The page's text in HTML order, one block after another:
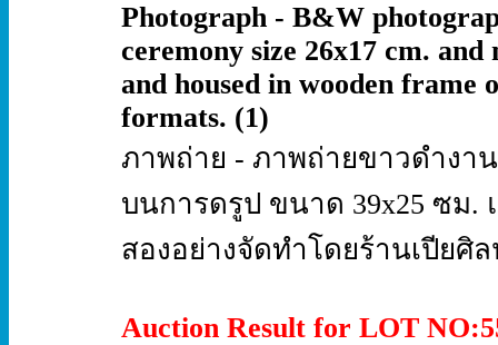
Photograph - B&W
ceremony size 26x17 cm.
and housed in wooden frame
formats. (1)
ภาพถ่าย - ภาพถ่ายขาวดำงา
บนการดรูป ขนาด 39x25 ซม.
สองอย่างจัดทำโดยร้านเปียศิล
Auction Result for LOT